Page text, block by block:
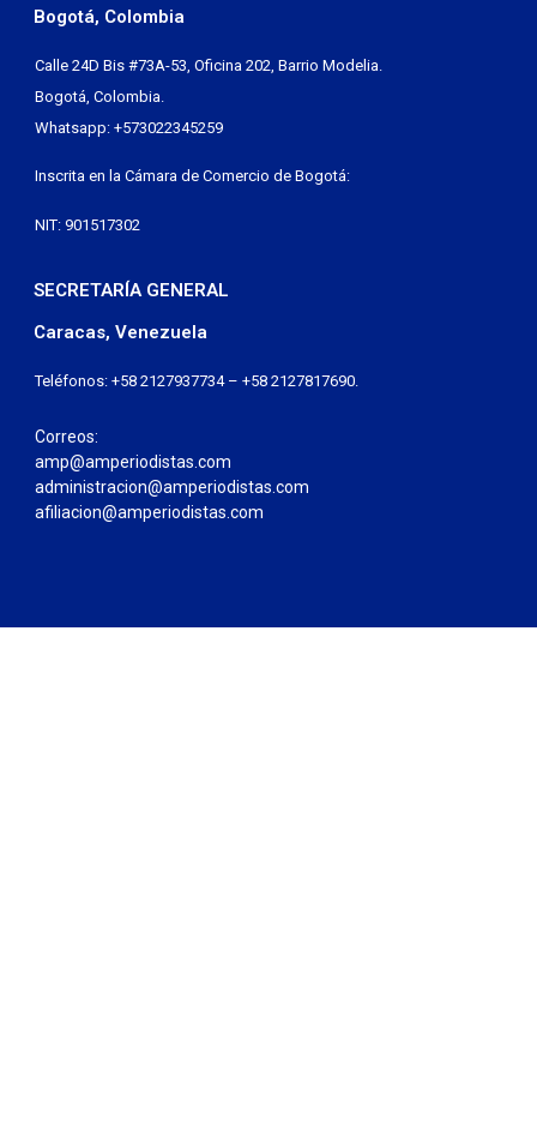
Bogotá, Colombia
Calle 24D Bis #73A-53, Oficina 202, Barrio Modelia.
Bogotá, Colombia.
Whatsapp: +573022345259
Inscrita en la Cámara de Comercio de Bogotá:
NIT: 901517302
SECRETARÍA GENERAL
Caracas, Venezuela
Teléfonos: +58 2127937734 – +58 2127817690.
Correos:
amp@amperiodistas.com
administracion@amperiodistas.com
afiliacion@amperiodistas.com